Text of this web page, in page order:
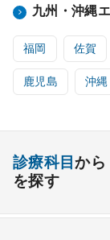
九州・沖縄
福岡 佐賀
鹿児島 沖縄
診療科目から
を探す
内科系